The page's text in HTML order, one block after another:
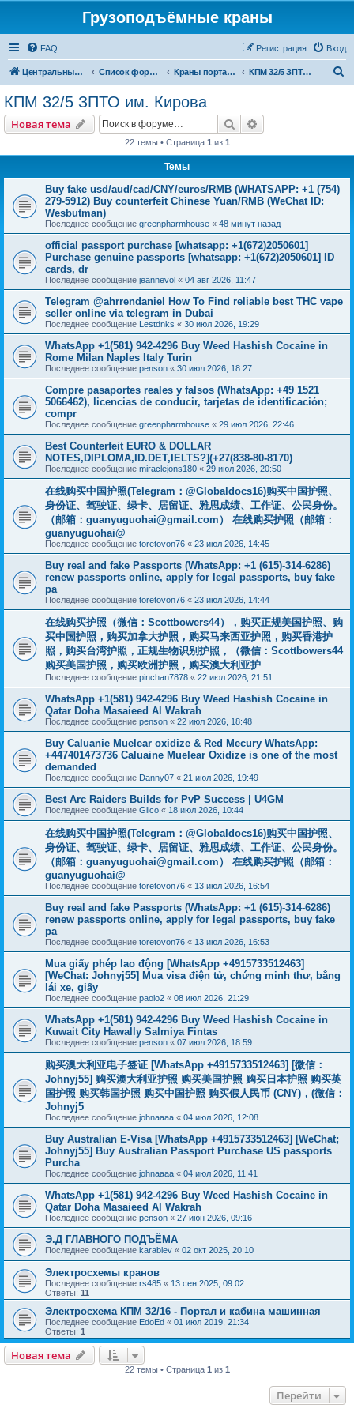
Грузоподъёмные краны
FAQ Вход
Регистрация
Центральный сайт Список форумов Краны портальные КПМ 32/5 ЗПТО им. Кирова
КПМ 32/5 ЗПТО им. Кирова
Новая тема Поиск
22 темы • Страница 1 из 1
Темы
Buy fake usd/aud/cad/CNY/euros/RMB (WHATSAPP: +1 (754)
279-5912) Buy counterfeit Chinese Yuan/RMB (WeChat ID:
Wesbutman)
Последнее сообщение greenpharmhouse « 48 минут назад
official passport purchase [whatsapp: +1(672)2050601]
Purchase genuine passports [whatsapp: +1(672)2050601] ID
cards, dr
Последнее сообщение jeannevol « 04 авг 2026, 11:47
Telegram @ahrrendaniel How To Find reliable best THC vape
seller online via telegram in Dubai
Последнее сообщение Lestdnks « 30 июл 2026, 19:29
WhatsApp +1(581) 942-4296 Buy Weed Hashish Cocaine in
Rome Milan Naples Italy Turin
Последнее сообщение penson « 30 июл 2026, 18:27
Compre pasaportes reales y falsos (WhatsApp: +49 1521
5066462), licencias de conducir, tarjetas de identificación;
compr
Последнее сообщение greenpharmhouse « 29 июл 2026, 22:46
Best Counterfeit EURO & DOLLAR
NOTES,DIPLOMA,ID.DET,IELTS?](+27(838-80-8170)
Последнее сообщение miraclejons180 « 29 июл 2026, 20:50
在线购买中国护照(Telegram：@Globaldocs16)购买中国护照、
身份证、驾驶证、绿卡、居留证、雅思成绩、工作证、公民身份。
（邮箱： guanyuguohai@gmail.com ） 在线购买护照（邮箱：
guanyuguohai@
Последнее сообщение toretovon76 « 23 июл 2026, 14:45
Buy real and fake Passports (WhatsApp: +1 (615)-314-6286)
renew passports online, apply for legal passports, buy fake
pa
Последнее сообщение toretovon76 « 23 июл 2026, 14:44
在线购买护照（微信：Scottbowers44），购买正规美国护照、购
买中国护照，购买加拿大护照，购买马来西亚护照，购买香港护
照，购买台湾护照，正规生物识别护照，（微信：Scottbowers44
购买美国护照，购买欧洲护照，购买澳大利亚护
Последнее сообщение pinchan7878 « 22 июл 2026, 21:51
WhatsApp +1(581) 942-4296 Buy Weed Hashish Cocaine in
Qatar Doha Masaieed Al Wakrah
Последнее сообщение penson « 22 июл 2026, 18:48
Buy Caluanie Muelear oxidize & Red Mecury WhatsApp:
+447401473736 Caluaine Muelear Oxidize is one of the most
demanded
Последнее сообщение Danny07 « 21 июл 2026, 19:49
Best Arc Raiders Builds for PvP Success | U4GM
Последнее сообщение Glico « 18 июл 2026, 10:44
在线购买中国护照(Telegram：@Globaldocs16)购买中国护照、
身份证、驾驶证、绿卡、居留证、雅思成绩、工作证、公民身份。
（邮箱： guanyuguohai@gmail.com ） 在线购买护照（邮箱：
guanyuguohai@
Последнее сообщение toretovon76 « 13 июл 2026, 16:54
Buy real and fake Passports (WhatsApp: +1 (615)-314-6286)
renew passports online, apply for legal passports, buy fake
pa
Последнее сообщение toretovon76 « 13 июл 2026, 16:53
Mua giấy phép lao động [WhatsApp +4915733512463]
[WeChat: Johnyj55] Mua visa điện tử, chứng minh thư, bằng
lái xe, giấy
Последнее сообщение paolo2 « 08 июл 2026, 21:29
WhatsApp +1(581) 942-4296 Buy Weed Hashish Cocaine in
Kuwait City Hawally Salmiya Fintas
Последнее сообщение penson « 07 июл 2026, 18:59
购买澳大利亚电子签证 [WhatsApp +4915733512463] [微信：
Johnyj55] 购买澳大利亚护照 购买美国护照 购买日本护照 购买英
国护照 购买韩国护照 购买中国护照 购买假人民币 (CNY)，(微信：
Johnyj5
Последнее сообщение johnaaaa « 04 июл 2026, 12:08
Buy Australian E-Visa [WhatsApp +4915733512463] [WeChat;
Johnyj55] Buy Australian Passport Purchase US passports
Purcha
Последнее сообщение johnaaaa « 04 июл 2026, 11:41
WhatsApp +1(581) 942-4296 Buy Weed Hashish Cocaine in
Qatar Doha Masaieed Al Wakrah
Последнее сообщение penson « 27 июн 2026, 09:16
Э.Д ГЛАВНОГО ПОДЪЁМА
Последнее сообщение karablev « 02 окт 2025, 20:10
Электросхемы кранов
Последнее сообщение rs485 « 13 сен 2025, 09:02
Ответы: 11
Электросхема КПМ 32/16 - Портал и кабина машинная
Последнее сообщение EdoEd « 01 июл 2019, 21:34
Ответы: 1
Новая тема
22 темы • Страница 1 из 1
Перейти